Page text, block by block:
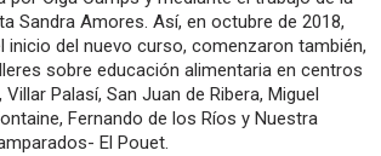
Sandra Amores. Así, en octubre de 2018,
inicio del nuevo curso, comenzaron también,
sobre educación alimentaria en centros
Palasí, San Juan de Ribera, Miguel
Fernando de los Ríos y Nuestra
El Pouet.